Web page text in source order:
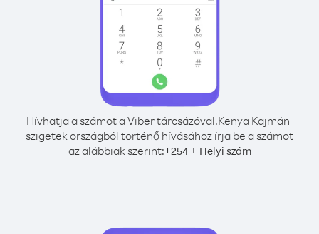
Hívhatja a számot a Viber tárcsázóval.Kenya Kajmán-
szigetek országból történő hívásához írja be a számot
az alábbiak szerint:+254+ Helyi szám